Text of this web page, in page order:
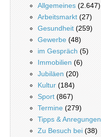
Allgemeines (2.647)
Arbeitsmarkt (27)
Gesundheit (259)
Gewerbe (48)
im Gespräch (5)
Immobilien (6)
Jubiläen (20)
Kultur (184)
Sport (867)
Termine (279)
Tipps & Anregungen
Zu Besuch bei (38)